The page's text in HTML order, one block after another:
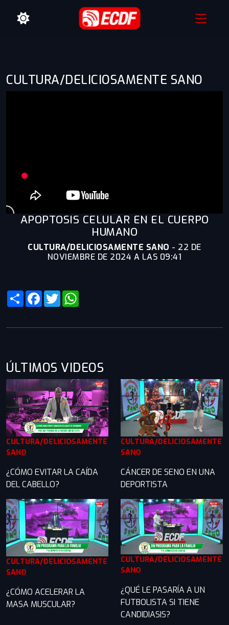
CULTURA/DELICIOSAMENTE SANO
APOPTOSIS CELULAR EN EL CUERPO
HUMANO
CULTURA/DELICIOSAMENTE SANO - 22 DE
NOVIEMBRE DE 2024 A LAS 09:41
ShareFacebook
Twitter
ÚLTIMOS VIDEOS
CULTURA/DELICIOSAMENTE
SANO
¿CÓMO EVITAR LA CAÍDA
DEL CABELLO?
CULTURA/DELICIOSAMENTE
SANO
CÁNCER DE SENO EN UNA
DEPORTISTA
CULTURA/DELICIOSAMENTE
SANO
¿CÓMO ACELERAR LA
MASA MUSCULAR?
CULTURA/DELICIOSAMENTE
SANO
¿QUÉ LE PASARÍA A UN
FUTBOLISTA SI TIENE
CANDIDIASIS?